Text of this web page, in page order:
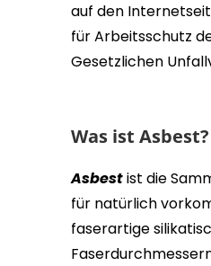
auf den
für Arbeitsschutz
Gesetzlichen
Was ist Asbest?
Asbestist die
für natürlich
faserartige